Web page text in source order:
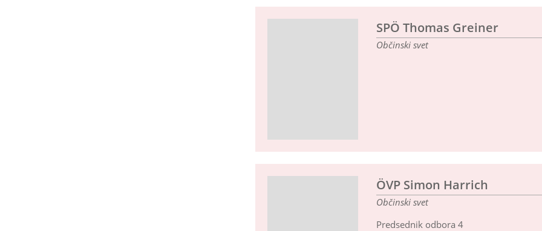
SPÖ Thomas Greiner
Občinski svet
ÖVP Simon Harrich
Občinski svet
Predsednik odbora 4